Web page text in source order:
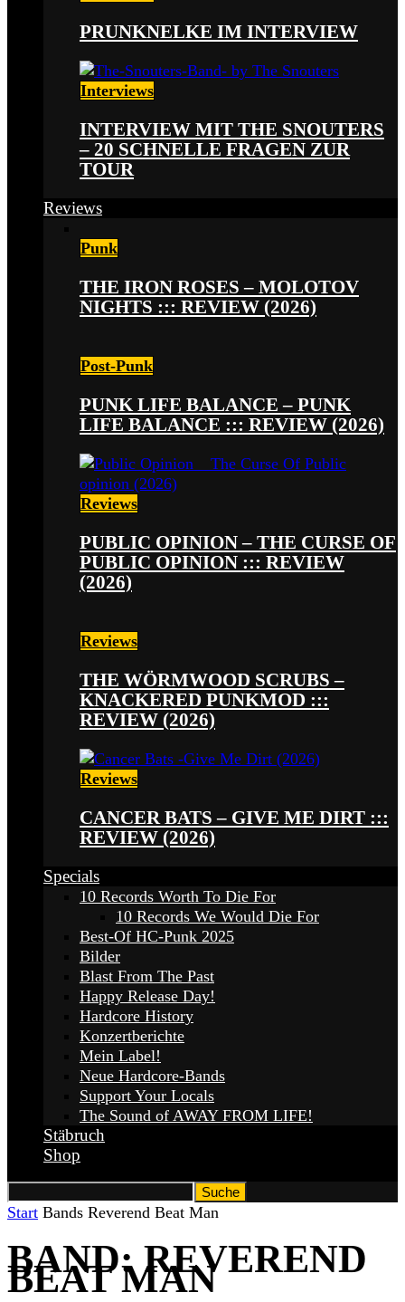
PRUNKNELKE IM INTERVIEW
Interviews
INTERVIEW MIT THE SNOUTERS
– 20 SCHNELLE FRAGEN ZUR
TOUR
Reviews
Punk
THE IRON ROSES – MOLOTOV
NIGHTS ::: REVIEW (2026)
Post-Punk
PUNK LIFE BALANCE – PUNK
LIFE BALANCE ::: REVIEW (2026)
Reviews
PUBLIC OPINION – THE CURSE OF
PUBLIC OPINION ::: REVIEW
(2026)
Reviews
THE WÖRMWOOD SCRUBS –
KNACKERED PUNKMOD :::
REVIEW (2026)
Reviews
CANCER BATS – GIVE ME DIRT :::
REVIEW (2026)
Specials
10 Records Worth To Die For
10 Records We Would Die For
Best-Of HC-Punk 2025
Bilder
Blast From The Past
Happy Release Day!
Hardcore History
Konzertberichte
Mein Label!
Neue Hardcore-Bands
Support Your Locals
The Sound of AWAY FROM LIFE!
Stäbruch
Shop
Start Bands Reverend Beat Man
BAND: REVEREND
BEAT MAN